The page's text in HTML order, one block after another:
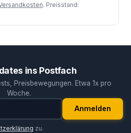
. Preisstand:
ins Postfach
Preisbewegungen. Etwa 1x pro
Woche.
Anmelden
zu.